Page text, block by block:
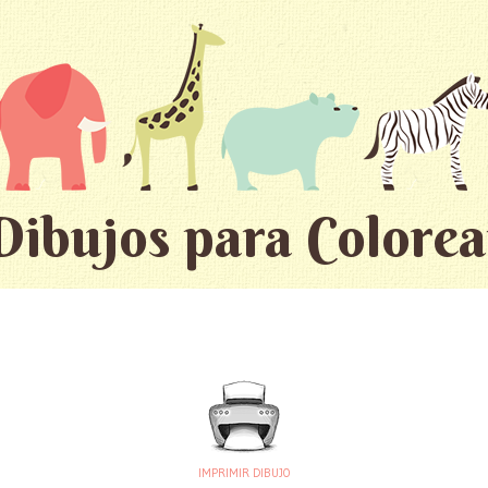
para
IMPRIMIR DIBUJO